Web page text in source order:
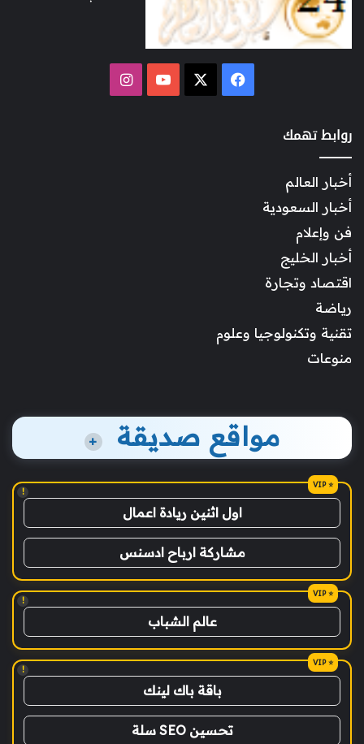
فيسبوك ‫YouTubeانستقرام
روابط تهمك
أخبار العالم
أخبار السعودية
فن وإعلام
أخبار الخليج
اقتصاد وتجارة
رياضة
تقنية وتكنولوجيا وعلوم
منوعات
مواقع صديقة +
!
اول اثنين ريادة اعمال
مشاركة ارباح ادسنس
!
عالم الشباب
!
باقة باك لينك
تحسين SEO سلة